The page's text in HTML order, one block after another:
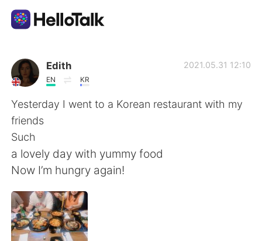
Language Exchange App
AI Grammar Checker
English
Español
Français
Edith
EN KR
2021.05.31 12:10
Yesterday I went to a Korean restaurant with my
friends
Such
a lovely day with yummy food
Now I’m hungry again!